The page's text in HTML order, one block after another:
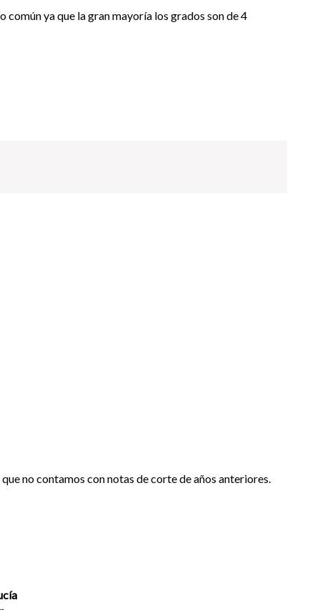
común ya que la gran mayoría los grados son de 4
no contamos con notas de corte de años anteriores.